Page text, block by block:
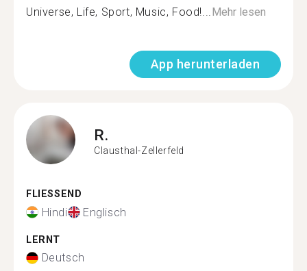
Universe, Life, Sport, Music, Food!...Mehr lesen
App herunterladen
R.
Clausthal-Zellerfeld
FLIESSEND
Hindi Englisch
LERNT
Deutsch